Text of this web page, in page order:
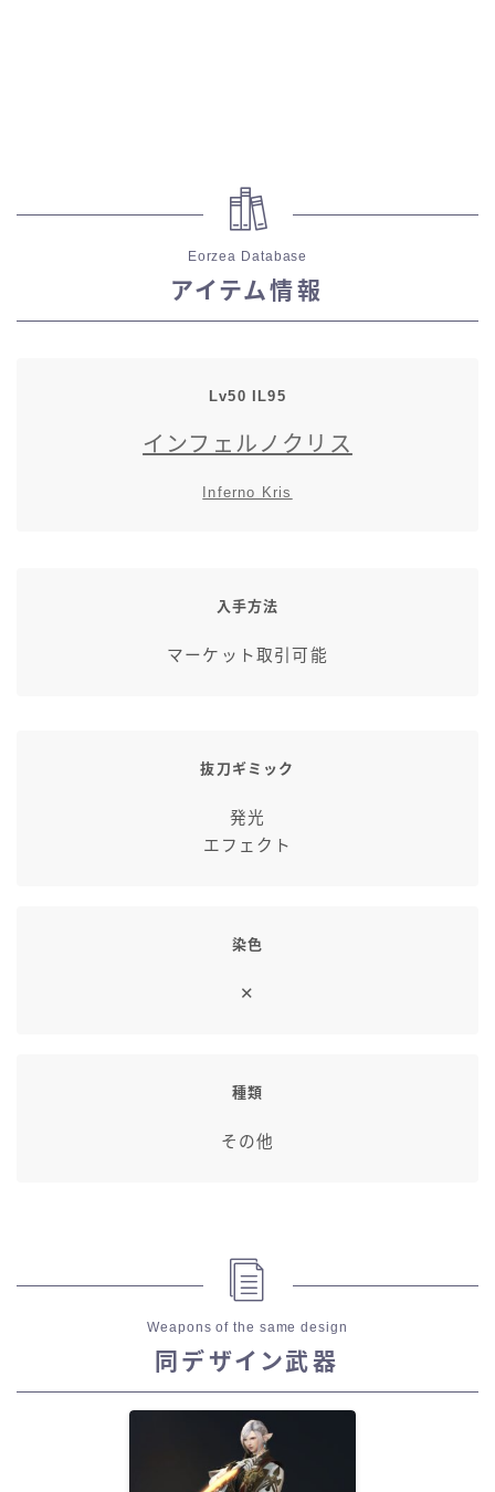
インナーパンツ付きスカート
極シタデル・ボズヤ追憶戦
Eorzea Database
アイテム情報
Lv50 IL95
インフェルノクリス
Inferno Kris
入手方法
マーケット取引可能
抜刀ギミック
発光
エフェクト
染色
✕
種類
その他
Weapons of the same design
同デザイン武器